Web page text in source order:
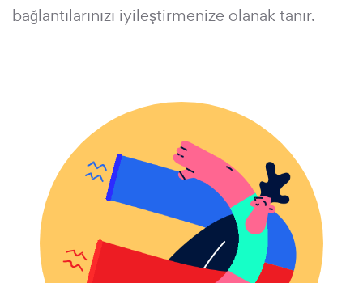
bağlantılarınızı iyileştirmenize olanak tanır.